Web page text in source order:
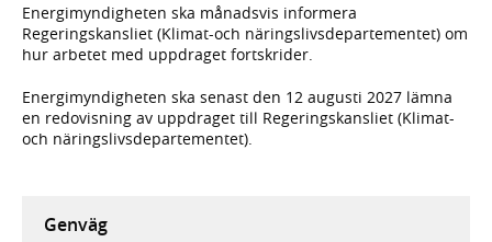
Energimyndigheten ska månadsvis informera
Regeringskansliet (Klimat-och näringslivsdepartementet) om
hur arbetet med uppdraget fortskrider.
Energimyndigheten ska senast den 12 augusti 2027 lämna
en redovisning av uppdraget till Regeringskansliet (Klimat-
och näringslivsdepartementet).
Genväg